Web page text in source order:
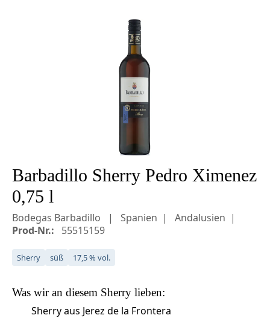
Bildergalerie überspringen
Barbadillo Sherry Pedro Ximenez
0,75 l
Bodegas Barbadillo Spanien
Andalusien
Prod-Nr.:
55515159
Sherry süß 17,5 % vol.
Was wir an diesem Sherry lieben:
Sherry aus Jerez de la Frontera